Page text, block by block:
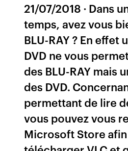
21/07/2018 · Dans
temps, avez vous
BLU-RAY ? En effet
DVD ne vous
des BLU-RAY mais
des DVD.
permettant de lire
vous pouvez vous
Microsoft Store